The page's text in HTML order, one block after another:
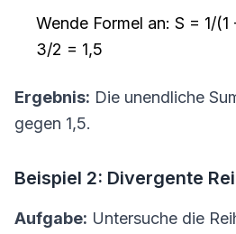
Wende Formel an: S = 1/
3/2 = 1,5
Ergebnis: Die unendliche
gegen 1,5.
Beispiel 2: Divergente
Aufgabe: Untersuche die